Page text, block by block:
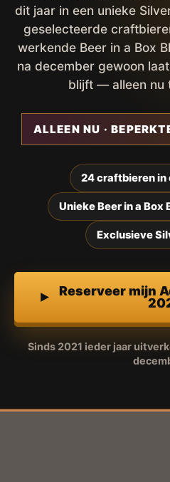
dit jaar in een unieke
geselecteerde
werkende Beer in a Box
na december gewoon
blijft — alleen nu
ALLEEN NU ·
24 craftbieren in
Unieke Beer in a Box
Exclusieve
Reserveer mijn
Sinds 2021 ieder jaar